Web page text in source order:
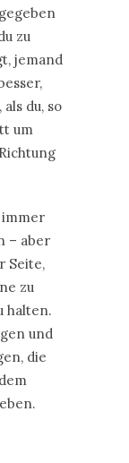
zu
jemand
du, so
um
immer
– aber
Seite,
zu
halten.
und
die